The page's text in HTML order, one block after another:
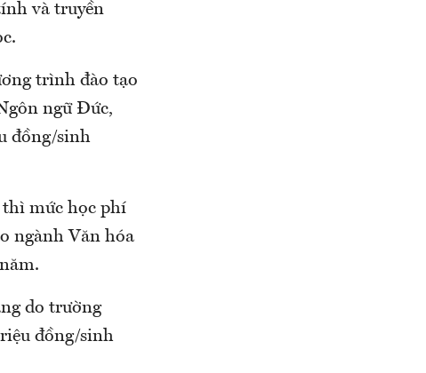
và truyền
trình đào tạo
ngữ Đức,
đồng/sinh
thì mức học phí
ngành Văn hóa
do trường
đồng/sinh